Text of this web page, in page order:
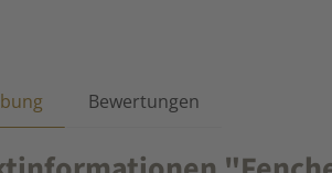
Bewertungen